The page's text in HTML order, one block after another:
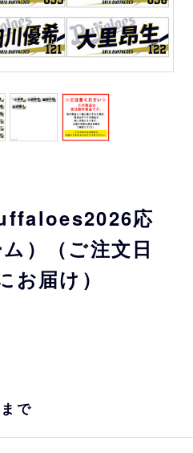
応
）（ご注文日
お届け）
で